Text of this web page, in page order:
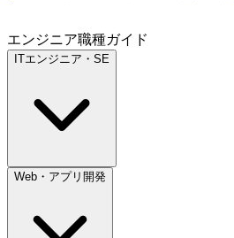
エンジニア職種ガイド
ITエンジニア・SE
Web・アプリ開発